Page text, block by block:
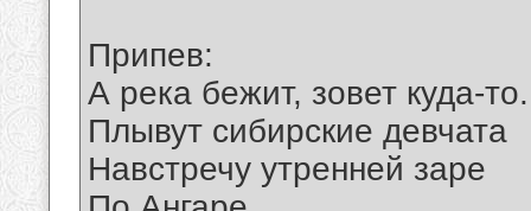
Припев:
А река бежит, зовет куда-
Плывут сибирские девчата
Навстречу утренней заре